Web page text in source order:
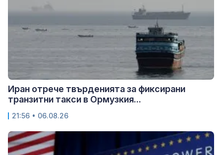
Иран отрече твърденията за фиксирани
транзитни такси в Ормузкия...
21:56 • 06.08.26